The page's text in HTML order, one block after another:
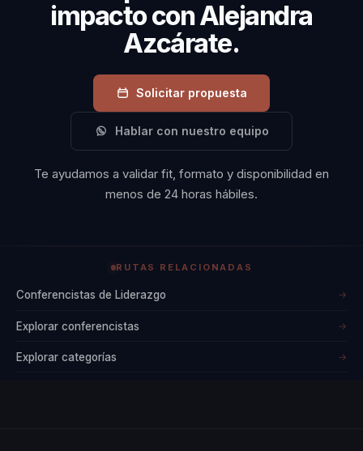
impacto con Alejandra
Azcárate.
Solicitar propuesta
Hablar con nuestro equipo
Te ayudamos a validar fit, formato y disponibilidad en
menos de 24 horas hábiles.
RUTAS RELACIONADAS
Conferencistas de Liderazgo →
Explorar conferencistas →
Explorar categorías →